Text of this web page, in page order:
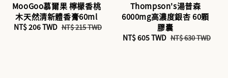
MooGoo慕爾果 檸檬香桃
木天然清新體香膏60ml
Sale
NT$ 206 TWD Regular
NT$ 215 TWD
Thompson's湯普森
6000mg高濃度銀杏 60顆
膠囊
Sale
NT$ 605 TWD Regular
NT$ 630 TWD